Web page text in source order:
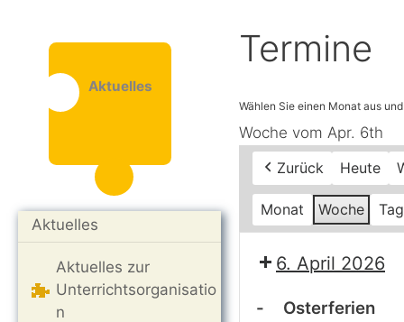
Aktuelles
Aktuelles
Aktuelles zur
Unterrichtsorganisatio
n
Termine
Woche vom Apr. 6th
Zurück
Heute
Monat Woche Tag
6. April 2026
- Osterferien